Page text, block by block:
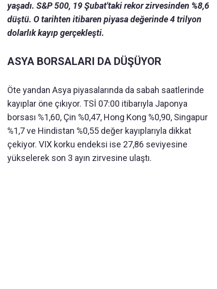
yaşadı. S&P 500, 19 Şubat'taki rekor zirvesinden %8,6
düştü. O tarihten itibaren piyasa değerinde 4 trilyon
dolarlık kayıp gerçekleşti.
ASYA BORSALARI DA DÜŞÜYOR
Öte yandan Asya piyasalarında da sabah saatlerinde
kayıplar öne çıkıyor. TSİ 07:00 itibarıyla Japonya
borsası %1,60, Çin %0,47, Hong Kong %0,90, Singapur
%1,7 ve Hindistan %0,55 değer kayıplarıyla dikkat
çekiyor. VIX korku endeksi ise 27,86 seviyesine
yükselerek son 3 ayın zirvesine ulaştı.